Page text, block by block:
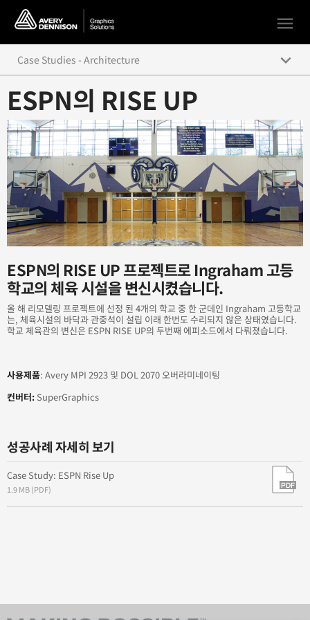
menu
ESPN의 RISE UP
ESPN의 RISE UP 프로젝트로 Ingraham 고등
학교의 체육 시설을 변신시켰습니다.
올 해 리모델링 프로젝트에 선정 된 4개의 학교 중 한 군데인 Ingraham 고등학교
는, 체육시설의 바닥과 관중석이 설립 이래 한번도 수리되지 않은 상태였습니다.
학교 체육관의 변신은 ESPN RISE UP의 두번째 에피소드에서 다뤄졌습니다.
사용제품: Avery MPI 2923 및 DOL 2070 오버라미네이팅
컨버터: SuperGraphics
성공사례 자세히 보기
Case Study: ESPN Rise Up
1.9 MB (PDF)
Case Studies - Architecture keyboard_arrow_down
KSL 5 News Station Broadcasts a New Look
Dallara IndyCar Factory Starts Engines with New Graphics
Center for Architecture Foundation
ESPN’s RISE UP
No Naked Furniture!
Every Color of the Rainbow
Peak Performance
New Environmental Graphics take the Santiago Sharks
into the Sea
Enhancing a Community